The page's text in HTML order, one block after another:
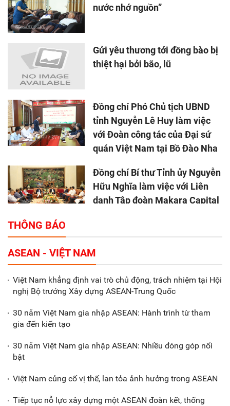
nước nhớ nguồn”
Gửi yêu thương tới đồng bào bị
thiệt hại bởi bão, lũ
Đồng chí Phó Chủ tịch UBND
tỉnh Nguyễn Lê Huy làm việc
với Đoàn công tác của Đại sứ
quán Việt Nam tại Bồ Đào Nha
Đồng chí Bí thư Tỉnh ủy Nguyễn
Hữu Nghĩa làm việc với Liên
danh Tập đoàn Makara Capital
Tổng thu ngân sách nhà nước 9
tháng đầu năm 2025 đạt trên
70.600 tỷ đồng
Xã Nam Đông Hưng: Gặp mặt,
biểu dương các doanh nghiệp,
Gắn sản xuất với phát triển văn
THÔNG BÁO
ASEAN - VIỆT NAM
Việt Nam khẳng định vai trò chủ động, trách nhiệm tại Hội
nghị Bộ trưởng Xây dựng ASEAN-Trung Quốc
30 năm Việt Nam gia nhập ASEAN: Hành trình từ tham
gia đến kiến tạo
30 năm Việt Nam gia nhập ASEAN: Nhiều đóng góp nổi
bật
Việt Nam củng cố vị thế, lan tỏa ảnh hưởng trong ASEAN
Tiếp tục nỗ lực xây dựng một ASEAN đoàn kết, thống